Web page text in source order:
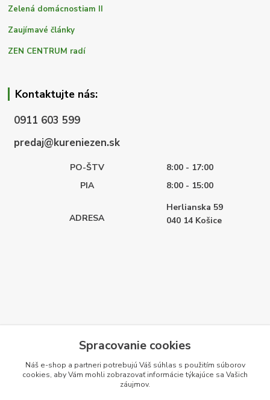
Zelená domácnostiam II
Zaujímavé články
ZEN CENTRUM radí
Kontaktujte nás:
0911 603 599
predaj@kureniezen.sk
PO-ŠTV
8:00 - 17:00
PIA
8:00 - 15:00
ADRESA
Herlianska 59
040 14 Košice
Spracovanie cookies
Náš e-shop a partneri potrebujú Váš súhlas s použitím súborov
cookies, aby Vám mohli zobrazovať informácie týkajúce sa Vašich
záujmov.